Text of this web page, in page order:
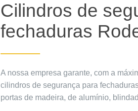
Cilindros de
fechaduras
A nossa empresa garante, com a
cilindros de segurança para
portas de madeira, de alumínio,